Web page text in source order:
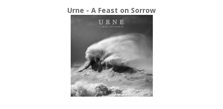
Urne - A Feast on Sorrow